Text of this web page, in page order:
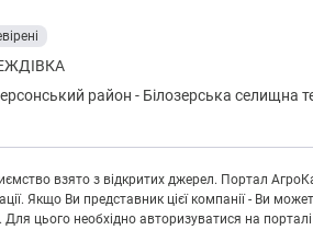
район - Білoзepськa селищна
взято з відкритих джерел. Портал
Якщо Ви представник цієї компанії - Ви
цього необхідно авторизуватися на